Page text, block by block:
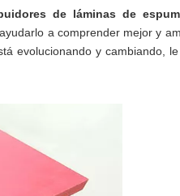
de láminas de
a comprender mejor y
evolucionando y cambiando,